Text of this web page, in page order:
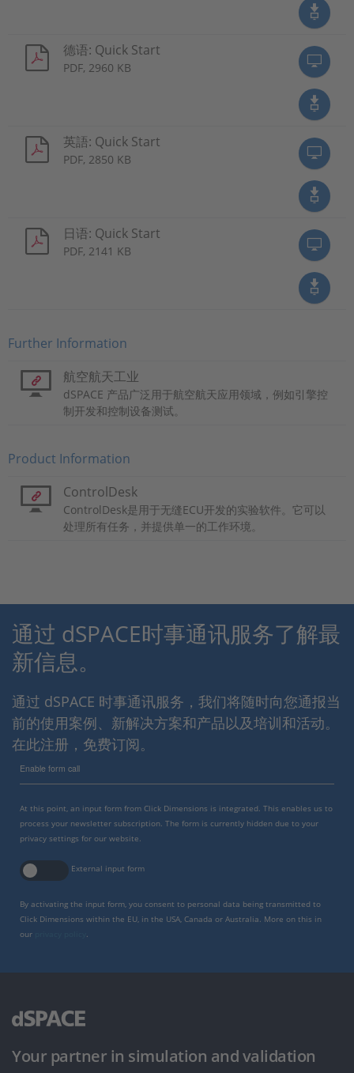
德语: Quick Start
PDF, 2960 KB
英語: Quick Start
PDF, 2850 KB
日语: Quick Start
PDF, 2141 KB
Further Information
航空航天工业
dSPACE 产品广泛用于航空航天应用领域，例如引擎控
制开发和控制设备测试。
Product Information
ControlDesk
ControlDesk是用于无缝ECU开发的实验软件。它可以
处理所有任务，并提供单一的工作环境。
通过 dSPACE时事通讯服务了解最
新信息。
通过 dSPACE 时事通讯服务，我们将随时向您通报当
前的使用案例、新解决方案和产品以及培训和活动。
在此注册，免费订阅。
Enable form call
At this point, an input form from Click Dimensions is integrated. This enables us to
process your newsletter subscription. The form is currently hidden due to your
privacy settings for our website.
External input form
By activating the input form, you consent to personal data being transmitted to
Click Dimensions within the EU, in the USA, Canada or Australia. More on this in
our
.
Your partner in simulation and validation